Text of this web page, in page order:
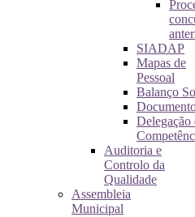
SIADAP
Mapas de
Pessoal
Balanço
Delegação
Auditoria e
Controlo da
Qualidade
Assembleia
Municipal